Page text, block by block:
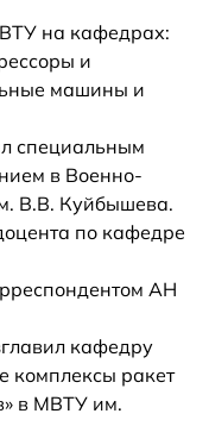
на кафедрах:
и
машины и
специальным
в Военно-
В.В. Куйбышева.
по кафедре
АН
кафедру
комплексы ракет
в МВТУ им.